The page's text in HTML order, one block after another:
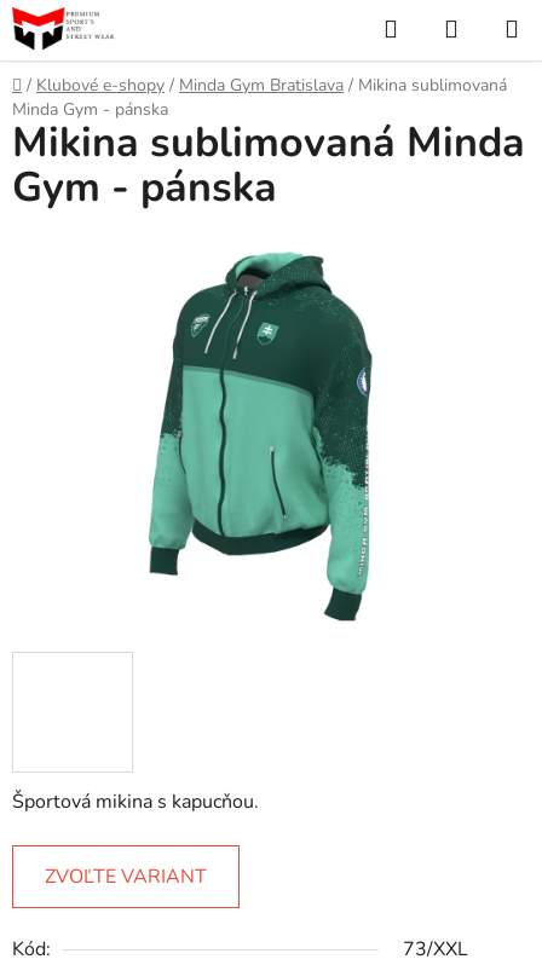
Prejsť
na
obsah
Hľadať
KOŠÍK
Domov
/ Klubové e-shopy / Minda Gym Bratislava / Mikina sublimovaná
Minda Gym - pánska
Športová mikina s kapucňou.
ZVOĽTE VARIANT
Kód: 73/XXL
Mikina sublimovaná Minda
Gym - pánska